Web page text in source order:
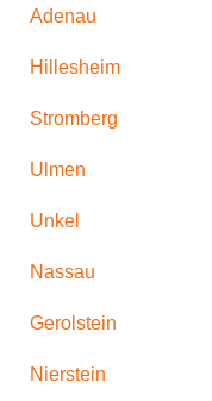
Adenau
Hillesheim
Stromberg
Ulmen
Unkel
Nassau
Gerolstein
Nierstein